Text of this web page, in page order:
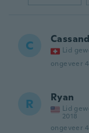
C Lid
ongeveer
R Ryan
Lid
2018
ongeveer